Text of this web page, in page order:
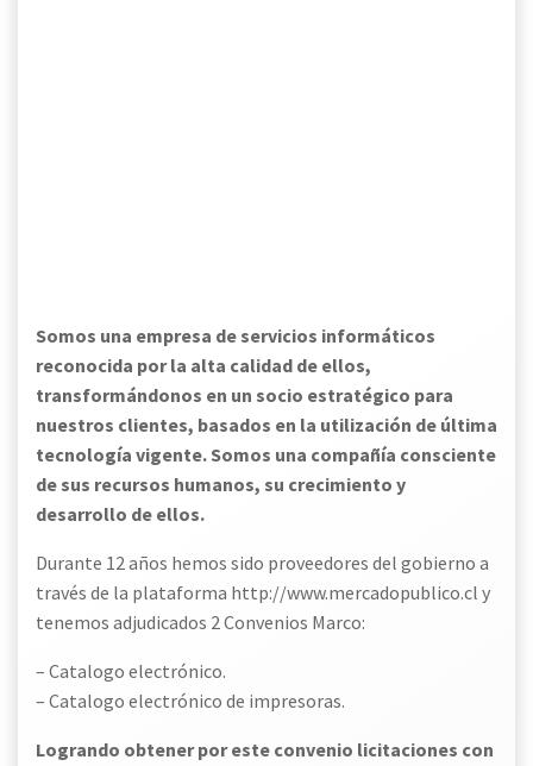
Somos una empresa de servicios informáticos
reconocida por la alta calidad de ellos,
transformándonos en un socio estratégico para
nuestros clientes, basados en la utilización de última
tecnología vigente. Somos una compañía consciente
de sus recursos humanos, su crecimiento y
desarrollo de ellos.
Durante 12 años hemos sido proveedores del gobierno a
través de la plataforma http://www.mercadopublico.cl y
tenemos adjudicados 2 Convenios Marco:
– Catalogo electrónico.
– Catalogo electrónico de impresoras.
Logrando obtener por este convenio licitaciones con